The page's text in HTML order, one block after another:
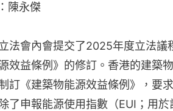
陳永傑
法會內會提交了2025年度立法議
效益條例》的修訂。香港的建築
訂《建築物能源效益條例》，要
了申報能源使用指數（EUI；用